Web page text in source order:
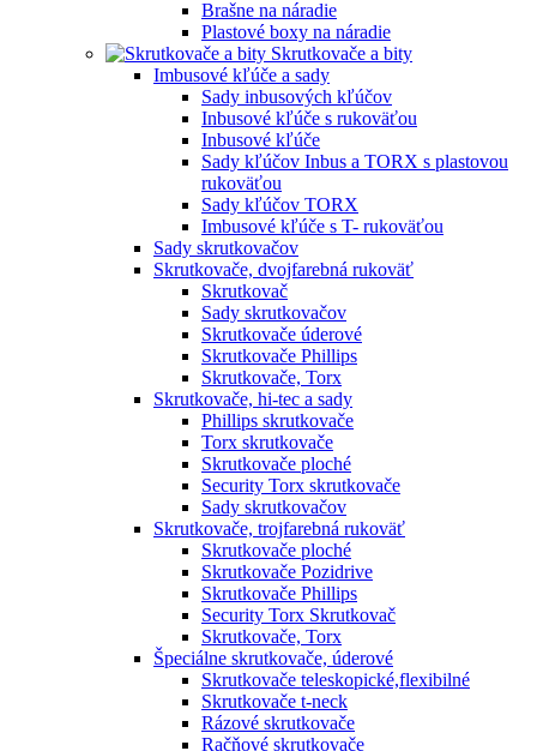
Brašne na náradie
Plastové boxy na náradie
Skrutkovače a bity
Imbusové kľúče a sady
Sady inbusových kľúčov
Inbusové kľúče s rukoväťou
Inbusové kľúče
Sady kľúčov Inbus a TORX s plastovou
rukoväťou
Sady kľúčov TORX
Imbusové kľúče s T- rukoväťou
Sady skrutkovačov
Skrutkovače, dvojfarebná rukoväť
Skrutkovač
Sady skrutkovačov
Skrutkovače úderové
Skrutkovače Phillips
Skrutkovače, Torx
Skrutkovače, hi-tec a sady
Phillips skrutkovače
Torx skrutkovače
Skrutkovače ploché
Security Torx skrutkovače
Sady skrutkovačov
Skrutkovače, trojfarebná rukoväť
Skrutkovače ploché
Skrutkovače Pozidrive
Skrutkovače Phillips
Security Torx Skrutkovač
Skrutkovače, Torx
Špeciálne skrutkovače, úderové
Skrutkovače teleskopické,flexibilné
Skrutkovače t-neck
Rázové skrutkovače
Račňové skrutkovače